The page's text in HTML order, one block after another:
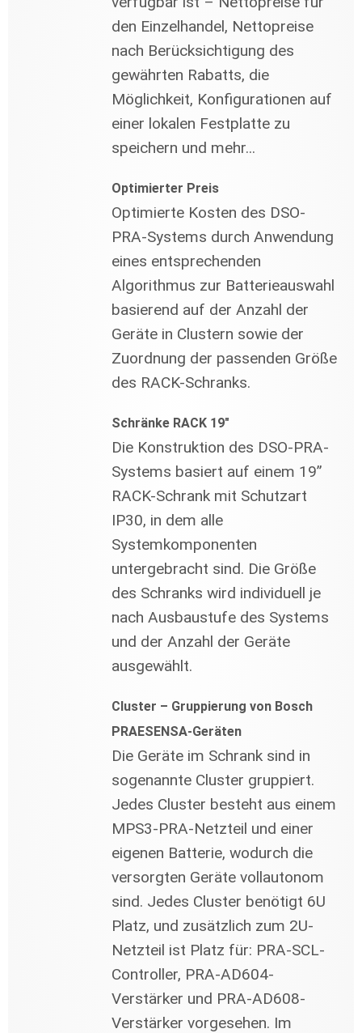
den Einzelhandel, Nettopreise
nach Berücksichtigung des
gewährten Rabatts, die
Möglichkeit, Konfigurationen auf
einer lokalen Festplatte zu
speichern und mehr...
Optimierter Preis
Optimierte Kosten des DSO-
PRA-Systems durch Anwendung
eines entsprechenden
Algorithmus zur Batterieauswahl
basierend auf der Anzahl der
Geräte in Clustern sowie der
Zuordnung der passenden Größe
des RACK-Schranks.
Schränke RACK 19"
Die Konstruktion des DSO-PRA-
Systems basiert auf einem 19”
RACK-Schrank mit Schutzart
IP30, in dem alle
Systemkomponenten
untergebracht sind. Die Größe
des Schranks wird individuell je
nach Ausbaustufe des Systems
und der Anzahl der Geräte
ausgewählt.
Cluster – Gruppierung von Bosch
PRAESENSA-Geräten
Die Geräte im Schrank sind in
sogenannte Cluster gruppiert.
Jedes Cluster besteht aus einem
MPS3-PRA-Netzteil und einer
eigenen Batterie, wodurch die
versorgten Geräte vollautonom
sind. Jedes Cluster benötigt 6U
Platz, und zusätzlich zum 2U-
Netzteil ist Platz für: PRA-SCL-
Controller, PRA-AD604-
Verstärker und PRA-AD608-
Verstärker vorgesehen. Im